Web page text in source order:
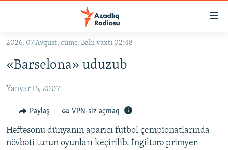
Əsas
qayıt
naviqasiyaya
Axtarışa
keç
KORRUPSIOMETR
#ƏSLINDƏ
FƏRQƏ BAX
QANUNI DOĞRU
2026, 07 Avqust, cümə, Bakı vaxtı 02:48
«Barselona» uduzub
Yanvar 15, 2007
Paylaş VPN-siz açmaq
Həftəsonu dünyanın aparıcı futbol çempionatlarında
növbəti turun oyunları keçirilib. İngiltərə primyer-